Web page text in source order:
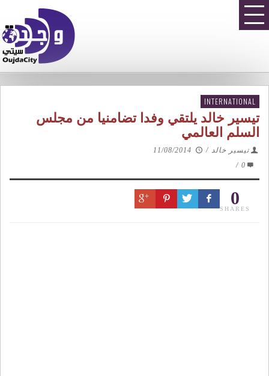
INTERNATIONAL
تيسير خالد يلتقي وفدا تضامنيا من مجلس
السلم العالمي
تيسير خالد /
11/08/2014
0
/
0
SHARES